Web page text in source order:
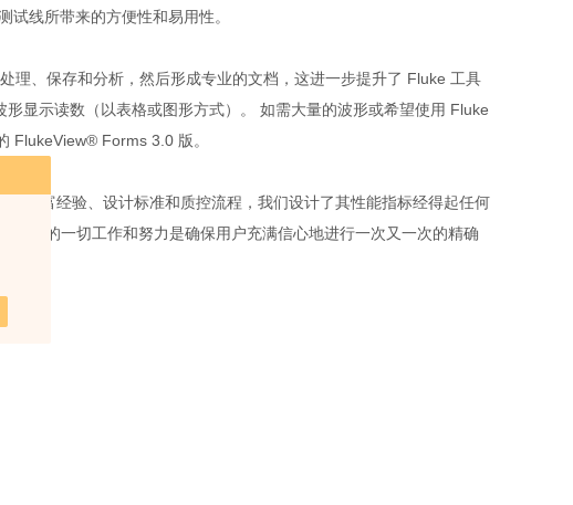
线所带来的方便性和易用性。
理、保存和分析，然后形成专业的文档，这进一步提升了 Fluke 工具
显示读数（以表格或图形方式）。 如需大量的波形或希望使用 Fluke
FlukeView® Forms 3.0 版。
丰富经验、设计标准和质控流程，我们设计了其性能指标经得起任何
们的一切工作和努力是确保用户充满信心地进行一次又一次的精确